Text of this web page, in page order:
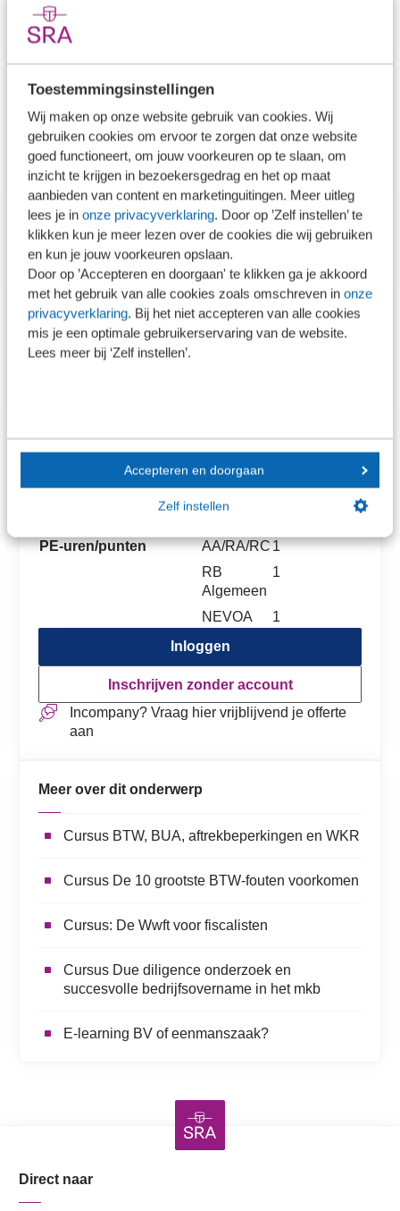
Toestemmingsinstellingen
Wij maken op onze website gebruik van cookies. Wij
gebruiken cookies om ervoor te zorgen dat onze website
goed functioneert, om jouw voorkeuren op te slaan, om
inzicht te krijgen in bezoekersgedrag en het op maat
aanbieden van content en marketinguitingen. Meer uitleg
lees je in onze privacyverklaring. Door op ’Zelf instellen’ te
klikken kun je meer lezen over de cookies die wij gebruiken
en kun je jouw voorkeuren opslaan.
Door op ’Accepteren en doorgaan' te klikken ga je akkoord
met het gebruik van alle cookies zoals omschreven in onze
privacyverklaring. Bij het niet accepteren van alle cookies
mis je een optimale gebruikerservaring van de website.
Lees meer bij ‘Zelf instellen’.
Accepteren en doorgaan
Zelf instellen
Auteur(s)
mr. Marco Bik is partner bij Jongbloed
Fiscaal Juristen.
Contact
Barbara Berben
Manager online leren
bberben@sra.nl
PE-uren/punten
AA/RA/RC1
RB
Algemeen
1
NEVOA
1
Inloggen
Inschrijven zonder account
Incompany? Vraag hier vrijblijvend je offerte
aan
Meer over dit onderwerp
Cursus BTW, BUA, aftrekbeperkingen en WKR
Cursus De 10 grootste BTW-fouten voorkomen
Cursus: De Wwft voor fiscalisten
Cursus Due diligence onderzoek en
succesvolle bedrijfsovername in het mkb
E-learning BV of eenmanszaak?
Direct naar